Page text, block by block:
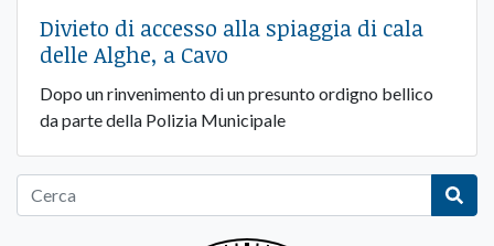
Divieto di accesso alla spiaggia di cala
delle Alghe, a Cavo
Dopo un rinvenimento di un presunto ordigno bellico
da parte della Polizia Municipale